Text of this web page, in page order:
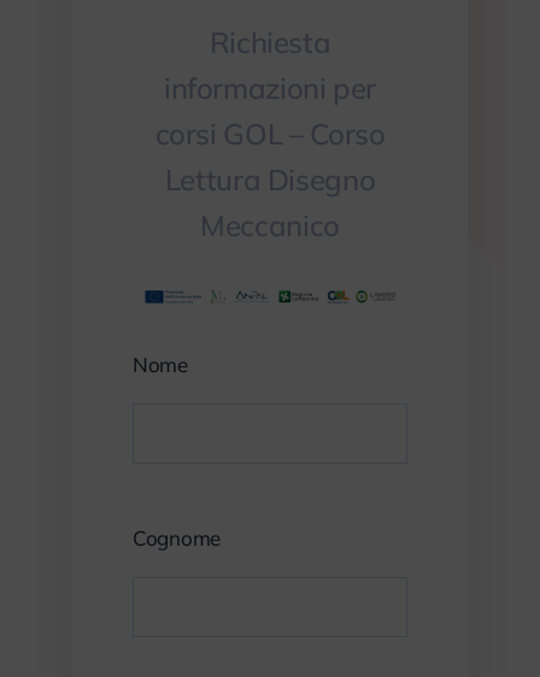
Richiesta
informazioni per
corsi GOL – Corso
Lettura Disegno
Meccanico
Nome
Cognome